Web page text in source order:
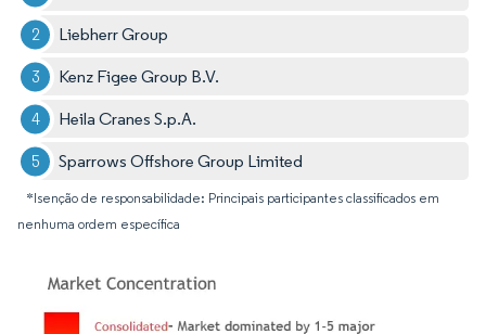
Liebherr Group
Kenz Figee Group B.V.
Heila Cranes S.p.A.
Sparrows Offshore Group Limited
*Isenção de responsabilidade: Principais participantes classificados em
nenhuma ordem específica